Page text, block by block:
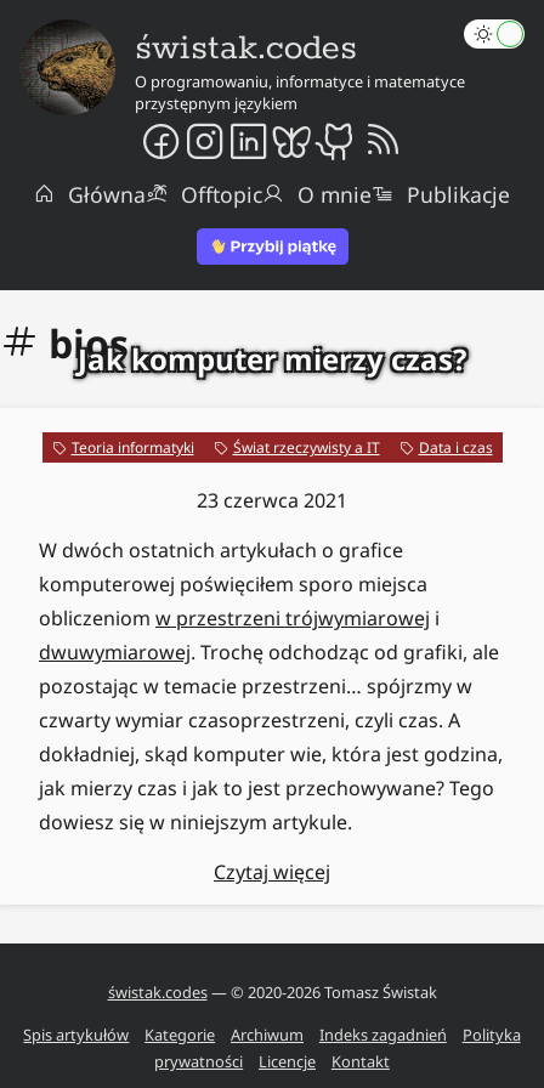
świstak.codes
O programowaniu, informatyce i matematyce
przystępnym językiem
Główna Offtopic O mnie Publikacje
bios
Jak komputer mierzy czas?
Teoria informatyki Świat rzeczywisty a IT Data i czas
23 czerwca 2021
W dwóch ostatnich artykułach o grafice
komputerowej poświęciłem sporo miejsca
obliczeniom w przestrzeni trójwymiarowej i
dwuwymiarowej. Trochę odchodząc od grafiki, ale
pozostając w temacie przestrzeni… spójrzmy w
czwarty wymiar czasoprzestrzeni, czyli czas. A
dokładniej, skąd komputer wie, która jest godzina,
jak mierzy czas i jak to jest przechowywane? Tego
dowiesz się w niniejszym artykule.
Czytaj więcej
świstak.codes— © 2020-2026Tomasz Świstak
Spis artykułów
Kategorie Archiwum Indeks zagadnień
Polityka
prywatności
Licencje Kontakt